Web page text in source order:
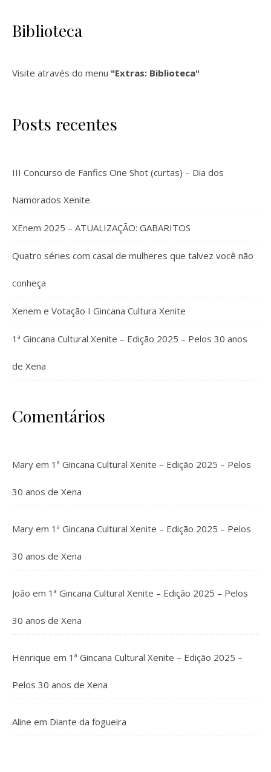
Biblioteca
Visite através do menu "Extras: Biblioteca"
Posts recentes
III Concurso de Fanfics One Shot (curtas) – Dia dos
Namorados Xenite.
XEnem 2025 – ATUALIZAÇÃO: GABARITOS
Quatro séries com casal de mulheres que talvez você não
conheça
Xenem e Votação I Gincana Cultura Xenite
1ª Gincana Cultural Xenite – Edição 2025 – Pelos 30 anos
de Xena
Comentários
Mary em 1ª Gincana Cultural Xenite – Edição 2025 – Pelos
30 anos de Xena
Mary em 1ª Gincana Cultural Xenite – Edição 2025 – Pelos
30 anos de Xena
João em 1ª Gincana Cultural Xenite – Edição 2025 – Pelos
30 anos de Xena
Henrique em 1ª Gincana Cultural Xenite – Edição 2025 –
Pelos 30 anos de Xena
Aline em Diante da fogueira